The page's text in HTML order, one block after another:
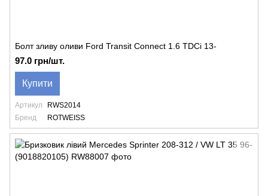
Болт зливу оливи Ford Transit Connect 1.6 TDCi 13-
97.0 грн/шт.
Купити
Артикул
RWS2014
Бренд
ROTWEISS